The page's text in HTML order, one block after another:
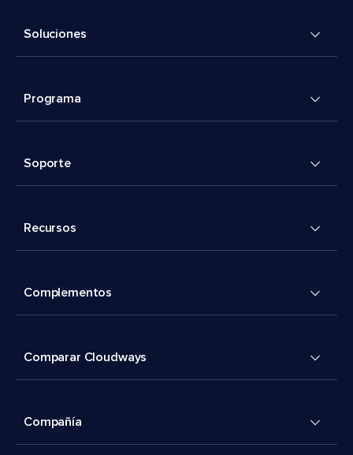
Soluciones
Programa
Soporte
Recursos
Complementos
Comparar Cloudways
Compañía